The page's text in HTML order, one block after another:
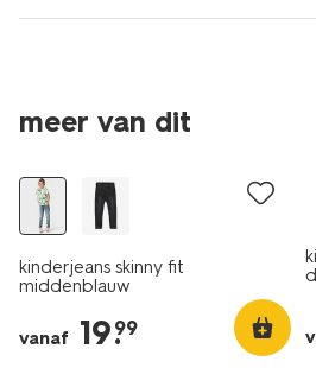
meer van dit
kinderjeans skinny fit
middenblauw
vanaf 19.
99